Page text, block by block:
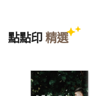
點點印 精選